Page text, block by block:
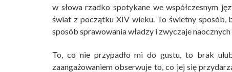
w słowa rzadko spotykane we współczesnym
świat z początku XIV wieku. To świetny sposób,
sposób sprawowania władzy i zwyczaje
To, co nie przypadło mi do gustu, to brak
zaangażowaniem obserwuje to, co jej się